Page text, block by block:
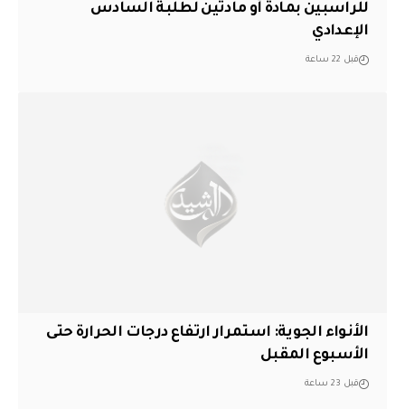
للراسبين بمادة أو مادتين لطلبة السادس
الإعدادي
قبل 22 ساعة
الأنواء الجوية: استمرار ارتفاع درجات الحرارة حتى
الأسبوع المقبل
قبل 23 ساعة